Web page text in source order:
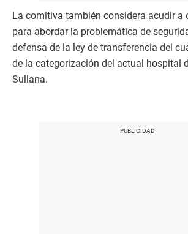
La comitiva también considera acudir a
para abordar la problemática de
defensa de la ley de transferencia del
de la categorización del actual hospital
Sullana.